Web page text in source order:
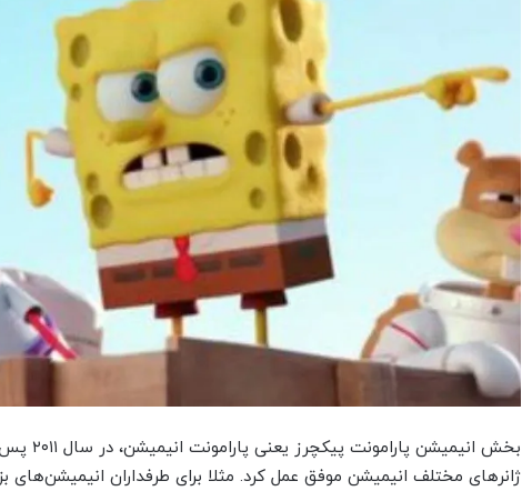
بخش
ژانر‌های مختلف انیمیشن موفق عمل کرد. مثلا برای طرفداران انیمیشن‌های